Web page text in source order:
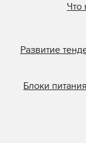
Что
Развитие
Блоки